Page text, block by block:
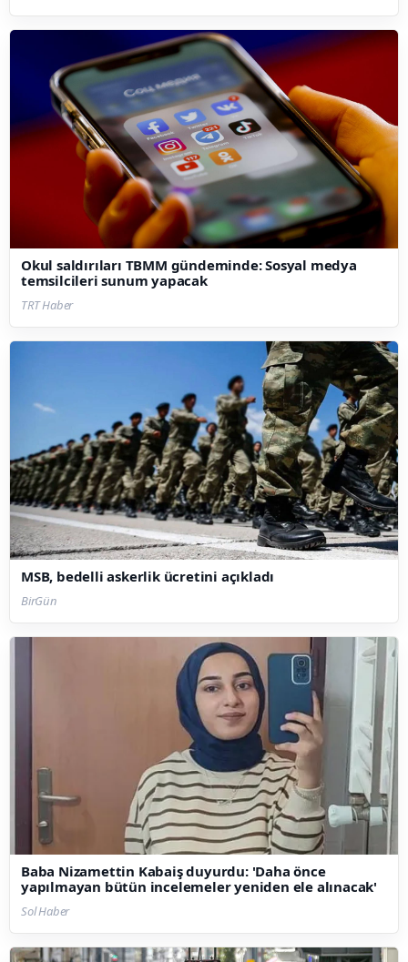
Okul saldırıları TBMM gündeminde: Sosyal medya
temsilcileri sunum yapacak
TRT Haber
MSB, bedelli askerlik ücretini açıkladı
BirGün
Baba Nizamettin Kabaiş duyurdu: 'Daha önce
yapılmayan bütün incelemeler yeniden ele alınacak'
Sol Haber